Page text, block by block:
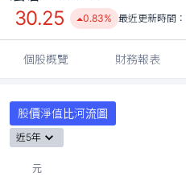
30.25 0.83% 最近更新時間：
個股概覽 財務報表
股價淨值比河流圖
近5年